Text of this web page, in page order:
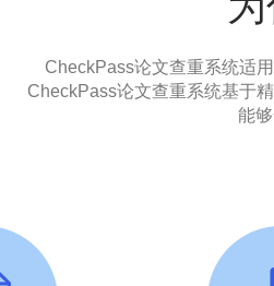
CheckPass论文查重系统适
CheckPass论文查重系统基于
能